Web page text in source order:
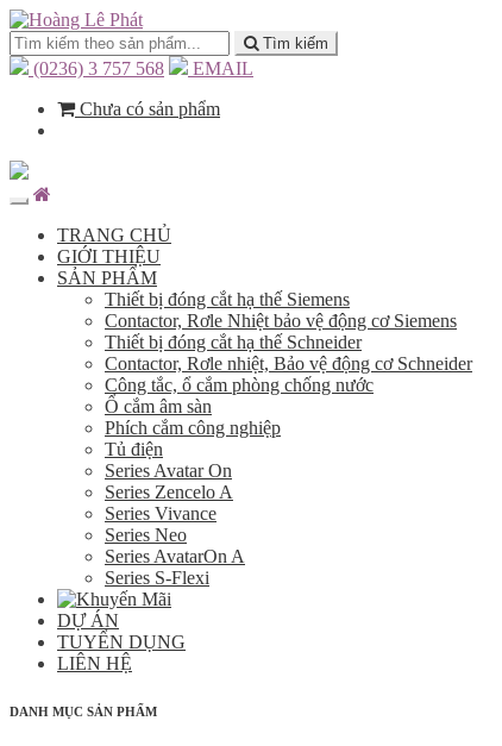
Tìm kiếm
(0236) 3 757 568
EMAIL
Chưa có sản phẩm
TRANG CHỦ
GIỚI THIỆU
SẢN PHẨM
Thiết bị đóng cắt hạ thế Siemens
Contactor, Rơle Nhiệt bảo vệ động cơ Siemens
Thiết bị đóng cắt hạ thế Schneider
Contactor, Rơle nhiệt, Bảo vệ động cơ Schneider
Công tắc, ổ cắm phòng chống nước
Ổ cắm âm sàn
Phích cắm công nghiệp
Tủ điện
Series Avatar On
Series Zencelo A
Series Vivance
Series Neo
Series AvatarOn A
Series S-Flexi
DỰ ÁN
TUYỂN DỤNG
LIÊN HỆ
DANH MỤC SẢN PHẨM